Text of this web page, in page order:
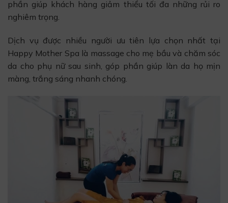
phần giúp khách hàng giảm thiểu tối đa những rủi ro
nghiêm trọng.
Dịch vụ được nhiều người ưu tiên lựa chọn nhất tại
Happy Mother Spa là massage cho mẹ bầu và chăm sóc
da cho phụ nữ sau sinh, góp phần giúp làn da họ mịn
màng, trắng sáng nhanh chóng.